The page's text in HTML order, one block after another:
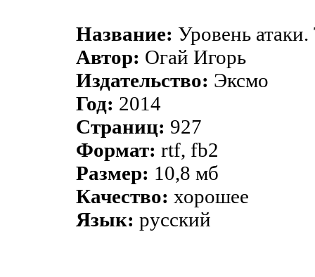
Название: Уровень
Автор: Огай Игорь
Издательство: Эксмо
Год: 2014
Страниц: 927
Формат: rtf, fb2
Размер: 10,8 мб
Качество: хорошее
Язык: русский